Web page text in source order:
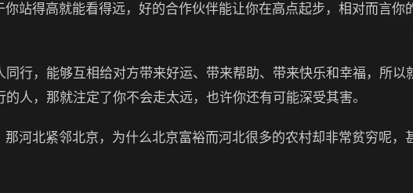
得高就能看得远，好的合作伙伴能让你在高点起步，相对而言你
，能够互相给对方带来好运、带来帮助、带来快乐和幸福，所以
人，那就注定了你不会走太远，也许你还有可能深受其害。
北紧邻北京，为什么北京富裕而河北很多的农村却非常贫穷呢，